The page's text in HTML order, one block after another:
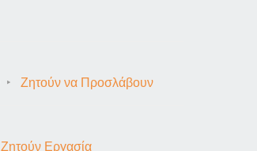
Ζητούν να Προσλάβουν
Ζητούν Εργασία